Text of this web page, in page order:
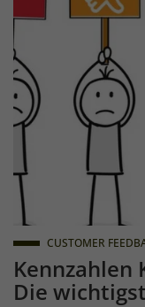
Kennzahlen
Die
CUSTOMER